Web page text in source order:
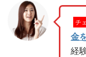
チ
金
経